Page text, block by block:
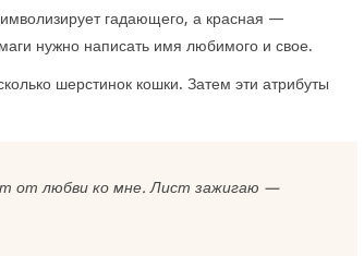
гадающего, а красная —
нужно написать имя любимого и свое.
шерстинок кошки. Затем эти атрибуты
от любви ко мне. Лист зажигаю —